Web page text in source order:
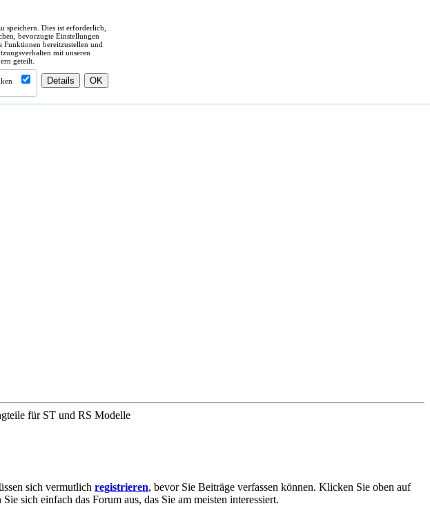
für ST und RS Modelle
sich vermutlich registrieren, bevor Sie Beiträge verfassen können. Klicken Sie oben auf
sich einfach das Forum aus, das Sie am meisten interessiert.
speichern. Dies ist erforderlich,
bevorzugte Einstellungen
Funktionen bereitzustellen und
mit unseren
geteilt.